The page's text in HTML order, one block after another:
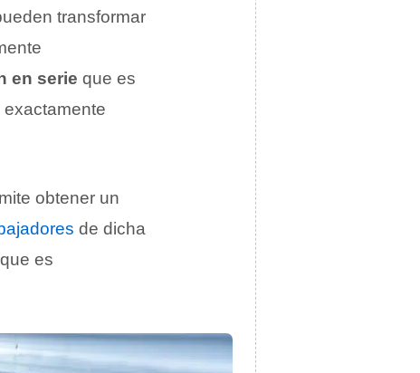
transformar
en serie que es
obtener un
de dicha
es